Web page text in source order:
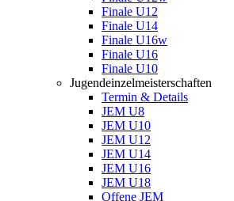
Finale U12
Finale U14
Finale U16w
Finale U16
Finale U10
Jugendeinzelmeisterschaften
Termin & Details
JEM U8
JEM U10
JEM U12
JEM U14
JEM U16
JEM U18
Offene JEM